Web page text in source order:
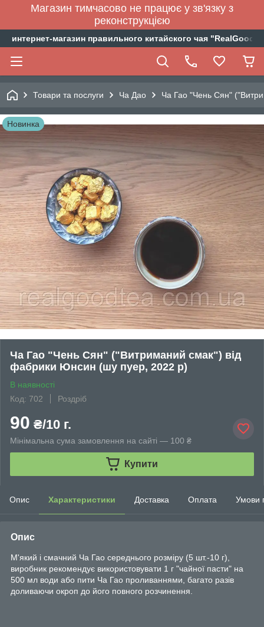
Магазин тимчасово не працює у зв'язку з
реконструкцією
интернет-магазин правильного китайского чая
Товари та послуги Ча Дао Ча Гао "Чень Сян"
Новинка
Ча Гао "Чень Сян" ("Витриманий смак") від
фабрики Юнсин (шу пуер, 2022 р)
В наявності
Код: 702
Роздріб
90 ₴/10 г.
Мінімальна сума замовлення на сайті — 100 ₴
Купити
Опис Характеристики Доставка Оплата Умови
Опис
М'який і смачний Ча Гао середнього розміру (5 шт.-10 г),
виробник рекомендує використовувати 1 г "чайної пасти" на
500 мл води або пити Ча Гао проливаннями, багато разів
доливаючи окроп до його повного розчинення.